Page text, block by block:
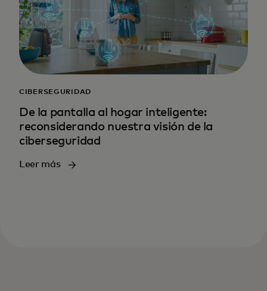
CIBERSEGURIDAD
De la pantalla al hogar inteligente:
reconsiderando nuestra visión de la
ciberseguridad
Leer más